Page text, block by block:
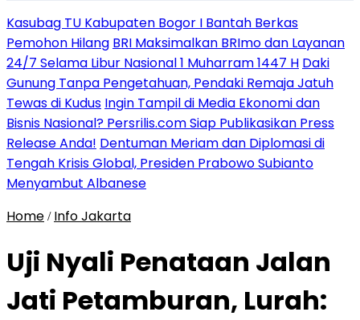
Kasubag TU Kabupaten Bogor I Bantah Berkas
Pemohon Hilang BRI Maksimalkan BRImo dan Layanan
24/7 Selama Libur Nasional 1 Muharram 1447 H Daki
Gunung Tanpa Pengetahuan, Pendaki Remaja Jatuh
Tewas di Kudus Ingin Tampil di Media Ekonomi dan
Bisnis Nasional? Persrilis.com Siap Publikasikan Press
Release Anda! Dentuman Meriam dan Diplomasi di
Tengah Krisis Global, Presiden Prabowo Subianto
Menyambut Albanese
Home / Info Jakarta
Uji Nyali Penataan Jalan
Jati Petamburan, Lurah: